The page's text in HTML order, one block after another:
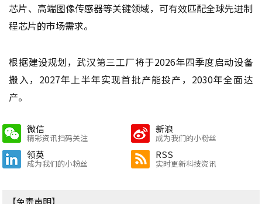
芯片、高端图像传感器等关键领域，可有效匹配全球先进制
程芯片的市场需求。
根据建设规划，武汉第三工厂将于2026年四季度启动设备
搬入，2027年上半年实现首批产能投产，2030年全面达
产。
微信
精彩资讯扫码关注
新浪
成为我们的小粉丝
领英
成为我们的小粉丝
RSS
实时更新科技资讯
【免责声明】